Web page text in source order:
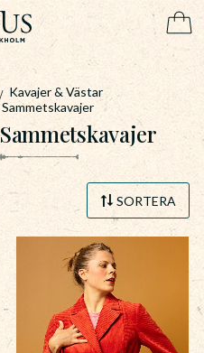
Kavajer & Västar
SORTERA